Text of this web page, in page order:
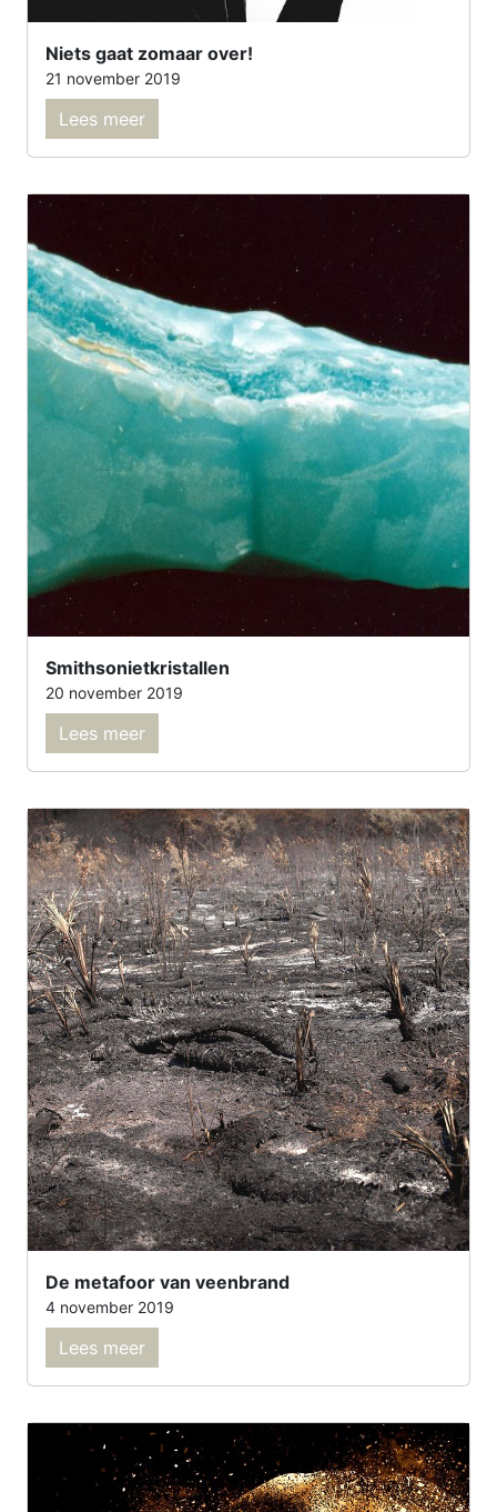
Niets gaat zomaar over!
21 november 2019
Lees meer
Smithsonietkristallen
20 november 2019
Lees meer
De metafoor van veenbrand
4 november 2019
Lees meer